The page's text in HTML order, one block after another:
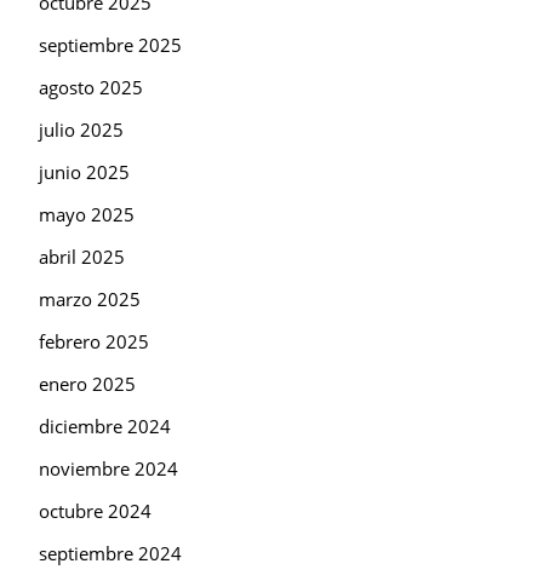
septiembre 2025
agosto 2025
julio 2025
junio 2025
mayo 2025
abril 2025
marzo 2025
febrero 2025
enero 2025
diciembre 2024
noviembre 2024
octubre 2024
septiembre 2024